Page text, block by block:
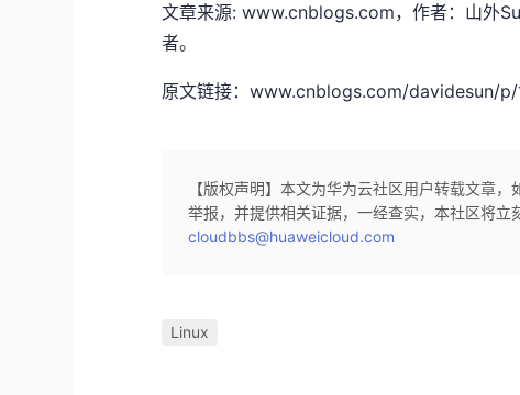
文章来源: www.cnblogs.com，作者：山外
者。
原文链接：www.cnblogs.com/davidesun/
【版权声明】本文为华为云社区用户转载文章
举报，并提供相关证据，一经查实，本社区将立
cloudbbs@huaweicloud.com
Linux